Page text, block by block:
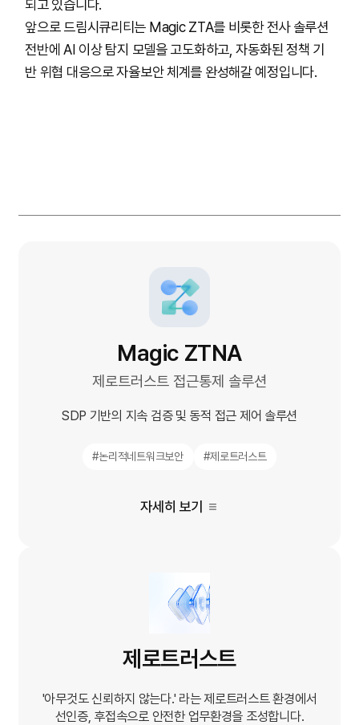
되고 있습니다.
앞으로 드림시큐리티는 Magic ZTA를 비롯한 전사 솔루션
전반에 AI 이상 탐지 모델을 고도화하고, 자동화된 정책 기
반 위협 대응으로 자율보안 체계를 완성해갈 예정입니다.
Magic ZTNA
제로트러스트 접근통제 솔루션
SDP 기반의 지속 검증 및 동적 접근 제어 솔루션
#논리적네트워크보안 #제로트러스트
자세히 보기
제로트러스트
'아무것도 신뢰하지 않는다.' 라는 제로트러스트 환경에서
선인증, 후접속으로 안전한 업무환경을 조성합니다.